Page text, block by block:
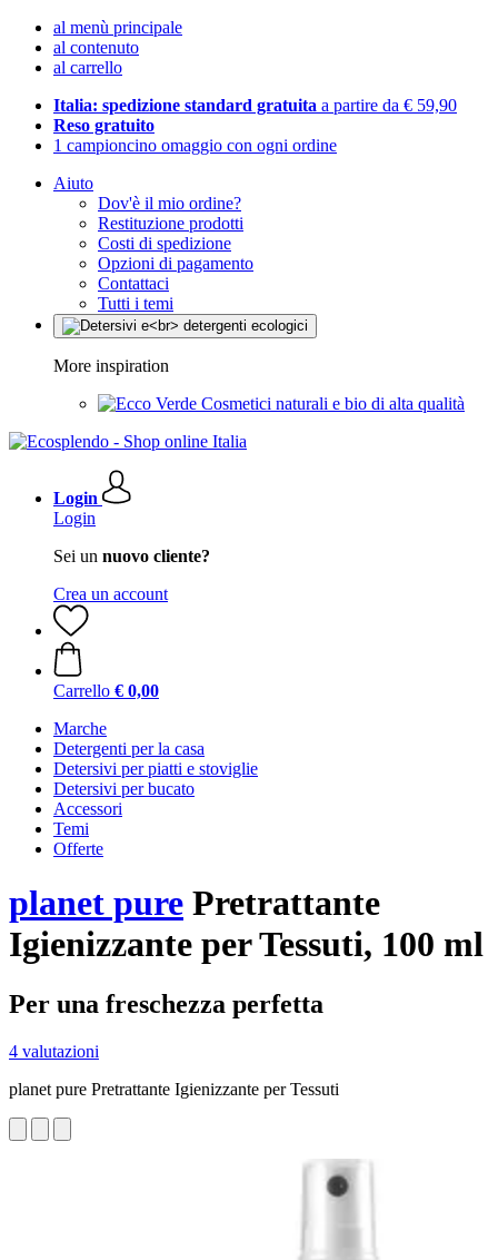
al menù principale
al contenuto
al carrello
Italia: spedizione standard gratuita a partire da € 59,90
Reso gratuito
1 campioncino omaggio con ogni ordine
Aiuto
Dov'è il mio ordine?
Restituzione prodotti
Costi di spedizione
Opzioni di pagamento
Contattaci
Tutti i temi
More inspiration
Cosmetici naturali e bio di alta qualità
Login
Login
Sei un nuovo cliente?
Crea un account
Carrello € 0,00
Marche
Detergenti per la casa
Detersivi per piatti e stoviglie
Detersivi per bucato
Accessori
Temi
Offerte
planet pure Pretrattante
Igienizzante per Tessuti, 100 ml
Per una freschezza perfetta
4 valutazioni
planet pure Pretrattante Igienizzante per Tessuti